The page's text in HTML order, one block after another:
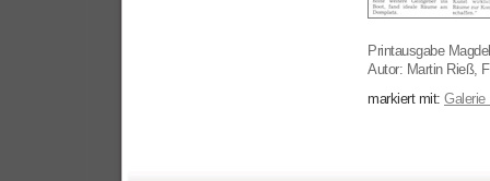
Printausgabe
Autor: Martin Rieß,
markiert mit: Galerie